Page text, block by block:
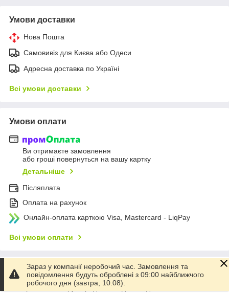
Умови доставки
Нова Пошта
Самовивіз для Києва або Одеси
Адресна доставка по Україні
Всі умови доставки
Умови оплати
Ви отримаєте замовлення
або гроші повернуться на вашу картку
Детальніше
Післяплата
Оплата на рахунок
Онлайн-оплата карткою Visa, Mastercard - LiqPay
Всі умови оплати
Умови повернення
Повернення товару впродовж 14 днів за домовленістю
Зараз у компанії неробочий час. Замовлення та
повідомлення будуть оброблені з 09:00 найближчого
робочого дня (завтра, 10.08).